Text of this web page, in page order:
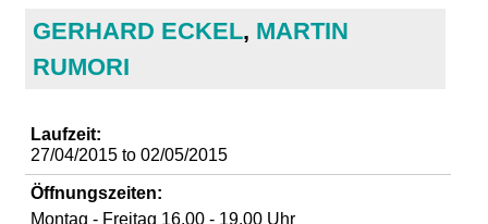
mGERHARD ECKEL, MARTIN
RUMORI
Laufzeit:
27/04/2015to 02/05/2015
Öffnungszeiten:
Montag - Freitag 16.00 - 19.00 Uhr